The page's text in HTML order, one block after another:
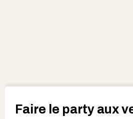
Faire le party aux